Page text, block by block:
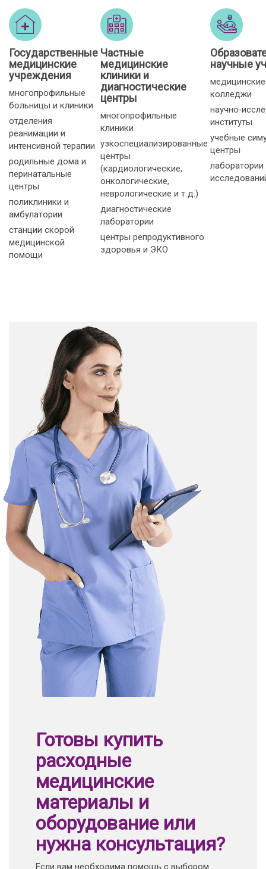
Государственные
медицинские
учреждения
многопрофильные
больницы и клиники
отделения
реанимации и
интенсивной терапии
родильные дома и
перинатальные
центры
поликлиники и
амбулатории
станции скорой
медицинской
помощи
Частные
медицинские
клиники и
диагностические
центры
многопрофильные
клиники
узкоспециализированные
центры
(кардиологические,
онкологические,
неврологические и т. д.)
диагностические
лаборатории
центры репродуктивного
здоровья и ЭКО
научные
колледжи
институты
учебные
центры
лаборатории
Готовы купить
расходные
медицинские
материалы и
оборудование или
нужна консультация?
Если вам необходима помощь с выбором